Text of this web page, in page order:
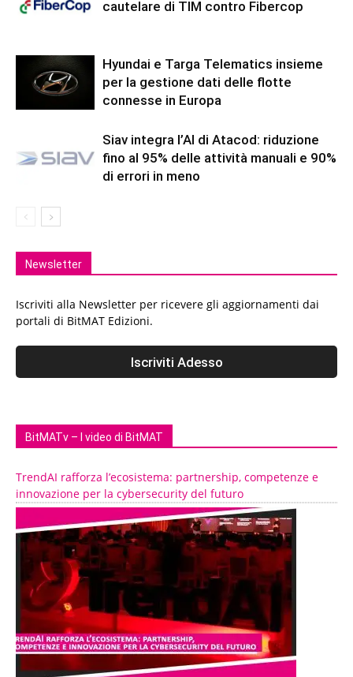
cautelare di TIM contro Fibercop
Hyundai e Targa Telematics insieme
per la gestione dati delle flotte
connesse in Europa
Siav integra l’AI di Atacod: riduzione
fino al 95% delle attività manuali e 90%
di errori in meno
Newsletter
Iscriviti alla Newsletter per ricevere gli aggiornamenti dai
portali di BitMAT Edizioni.
BitMATv – I video di BitMAT
TrendAI rafforza l’ecosistema: partnership, competenze e
innovazione per la cybersecurity del futuro